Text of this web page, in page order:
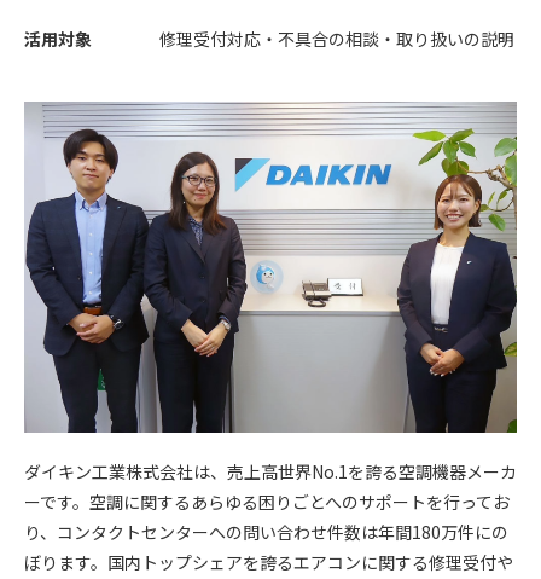
活用対象 修理受付対応・不具合の相談・取り扱いの説明
ダイキン工業株式会社は、売上高世界No.1を誇る空調機器メーカ
ーです。空調に関するあらゆる困りごとへのサポートを行ってお
り、コンタクトセンターへの問い合わせ件数は年間180万件にの
ぼります。国内トップシェアを誇るエアコンに関する修理受付や